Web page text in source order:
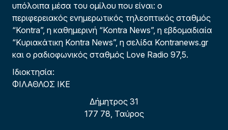
υπόλοιπα μέσα του ομίλου που είναι: ο
περιφερειακός ενημερωτικός τηλεοπτικός σταθμός
“Kontra”, η καθημερινή “Kontra News”, η εβδομαδιαία
“Κυριακάτικη Kontra News”, η σελίδα Kontranews.gr
και ο ραδιοφωνικός σταθμός Love Radio 97,5.
Ιδιοκτησία:
ΦΙΛΑΘΛΟΣ ΙΚΕ
Δήμητρος 31
177 78, Ταύρος